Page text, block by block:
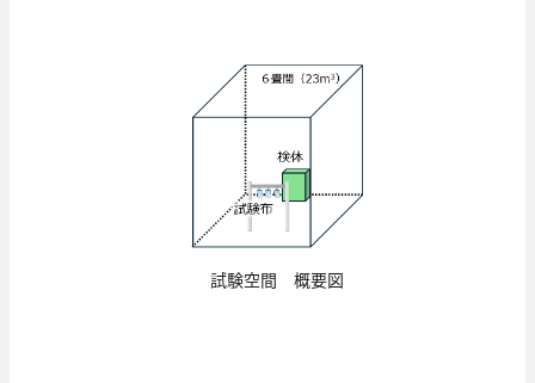
試験空間 概要図